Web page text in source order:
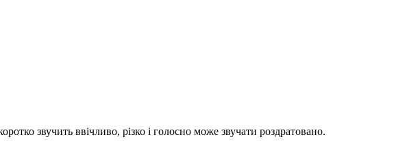
звучить ввічливо, різко і голосно може звучати роздратовано.